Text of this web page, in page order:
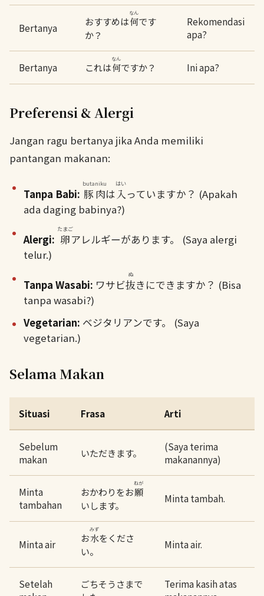
Bertanya おすすめは何
なん
です
か？
Rekomendasi
apa?
Bertanya これは何
なん
ですか？ Ini apa?
Preferensi & Alergi
Jangan ragu bertanya jika Anda memiliki
pantangan makanan:
Tanpa Babi: 豚肉
butaniku
は 入
はい
っていますか？ (Apakah
ada daging babinya?)
Alergi: 卵
たまご
アレルギーがあります。 (Saya alergi
telur.)
Tanpa Wasabi: ワサビ抜
ぬ
きにできますか？ (Bisa
tanpa wasabi?)
Vegetarian: ベジタリアンです。 (Saya
vegetarian.)
Selama Makan
Situasi Frasa Arti
Sebelum
makan
いただきます。
(Saya terima
makanannya)
Minta
tambahan
おかわりをお願
ねが
いします。
Minta tambah.
Minta air お水
みず
をくださ
い。
Minta air.
Setelah
ごちそうさまで
Terima kasih atas